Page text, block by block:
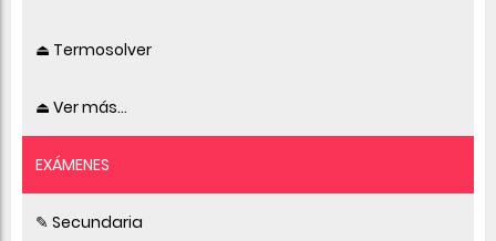
⏏ Termosolver
⏏ Ver más...
EXÁMENES
✎ Secundaria